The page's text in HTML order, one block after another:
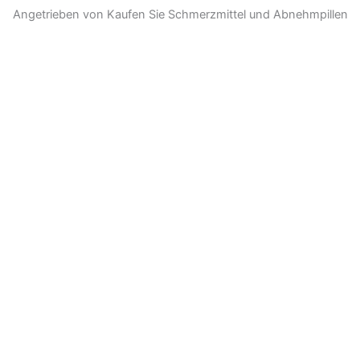
Angetrieben von Kaufen Sie Schmerzmittel und Abnehmpillen